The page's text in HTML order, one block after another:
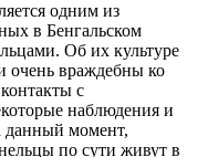
одним из
в Бенгальском
Об их культуре
очень враждебны ко
с
наблюдения и
данный момент,
по сути живут в